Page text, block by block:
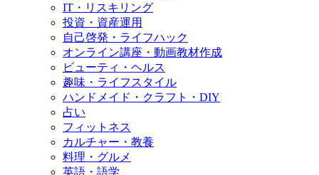
IT・リスキリング
投資・資産運用
自己啓発・ライフハック
オンライン講座・動画教材作成
ビューティ・ヘルス
趣味・ライフスタイル
ハンドメイド・クラフト・DIY
占い
フィットネス
カルチャー・教養
料理・グルメ
英語・語学